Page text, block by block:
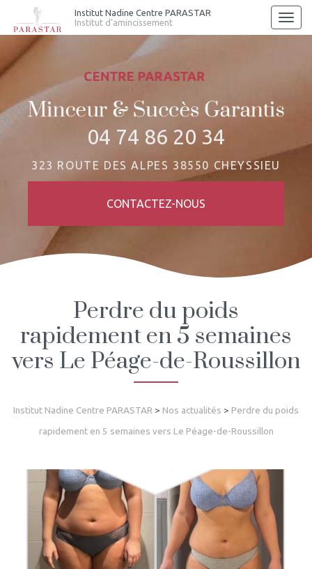
au
contenu
principal
Institut Nadine Centre PARASTAR
Institut d'amincissement
04 74 86 20 34
323 ROUTE DES ALPES 38550 CHEYSSIEU
CONTACTEZ-NOUS
Perdre du poids
rapidement en 5 semaines
vers Le Péage-de-Roussillon
Institut Nadine Centre PARASTAR > Nos actualités > Perdre du poids
rapidement en 5 semaines vers Le Péage-de-Roussillon